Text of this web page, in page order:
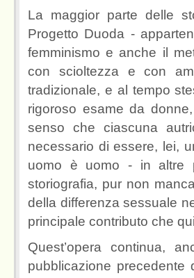
La maggior parte delle
Progetto Duoda -
femminismo e anche il
con scioltezza e con
tradizionale, e al tempo
rigoroso esame da
senso che ciascuna
necessario di essere, lei,
uomo è uomo - in altre
storiografia, pur non
della differenza sessuale
principale contributo che
Quest’opera continua,
pubblicazione